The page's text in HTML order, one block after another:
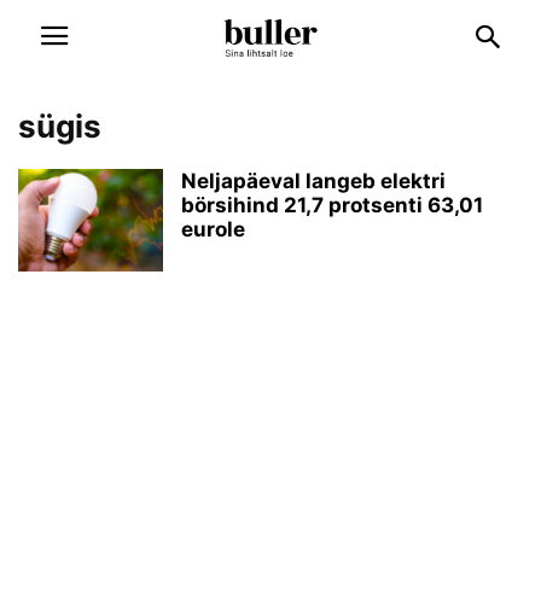
sügis
Neljapäeval langeb elektri
börsihind 21,7 protsenti 63,01
eurole